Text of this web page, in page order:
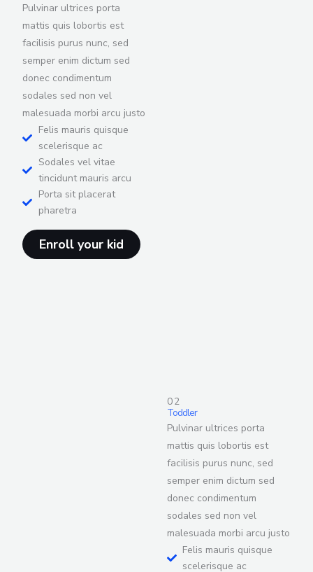
Pulvinar ultrices porta
mattis quis lobortis est
facilisis purus nunc, sed
semper enim dictum sed
donec condimentum
sodales sed non vel
malesuada morbi arcu justo
Felis mauris quisque
scelerisque ac
Sodales vel vitae
tincidunt mauris arcu
Porta sit placerat
pharetra
Enroll your kid
02
Toddler
Pulvinar ultrices porta
mattis quis lobortis est
facilisis purus nunc, sed
semper enim dictum sed
donec condimentum
sodales sed non vel
malesuada morbi arcu justo
Felis mauris quisque
scelerisque ac